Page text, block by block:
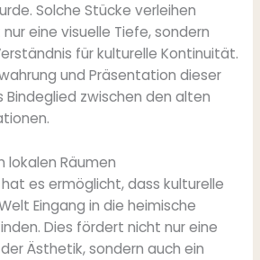
Solche Stücke verleihen
eine visuelle Tiefe, sondern
für kulturelle Kontinuität.
und Präsentation dieser
Bindeglied zwischen den alten
lokalen Räumen
es ermöglicht, dass kulturelle
Eingang in die heimische
Dies fördert nicht nur eine
Ästhetik, sondern auch ein